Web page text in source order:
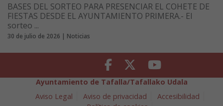
BASES DEL SORTEO PARA PRESENCIAR EL COHETE DE
FIESTAS DESDE EL AYUNTAMIENTO PRIMERA.- El
sorteo ...
30 de julio de 2026 | Noticias
Facebook Twitter Youtube
Ayuntamiento de Tafalla/Tafallako Udala
Aviso Legal
Aviso de privacidad
Accesibilidad